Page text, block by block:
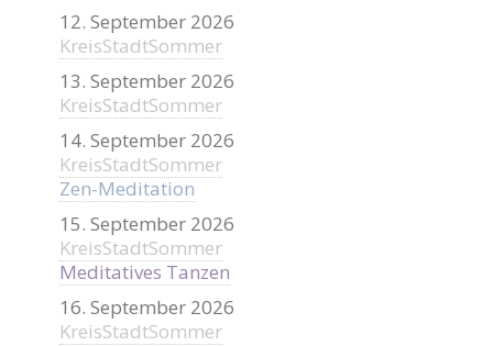
12. September 2026
KreisStadtSommer
13. September 2026
KreisStadtSommer
14. September 2026
KreisStadtSommer
Zen-Meditation
15. September 2026
KreisStadtSommer
Meditatives Tanzen
16. September 2026
KreisStadtSommer